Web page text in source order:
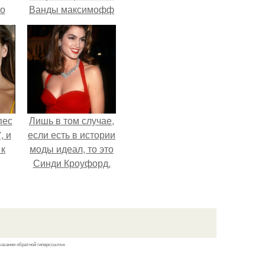
Ванды максимофф
не сразу.
и
Лишь в том случае,
если есть в истории
моды идеал, то это
Синди Кроуфорд.
обратной гиперссылки.